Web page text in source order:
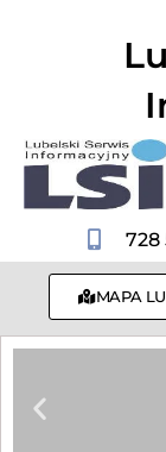
728
MAPA